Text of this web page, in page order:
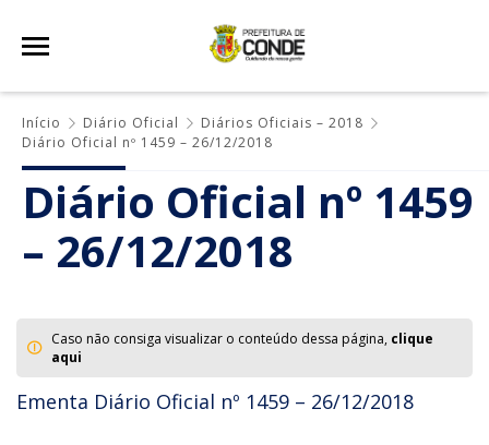
Início Diário Oficial
Diários Oficiais – 2018
Diário Oficial nº 1459 – 26/12/2018
Diário Oficial nº 1459
– 26/12/2018
Caso não consiga visualizar o conteúdo dessa página, clique
aqui
Ementa Diário Oficial nº 1459 – 26/12/2018